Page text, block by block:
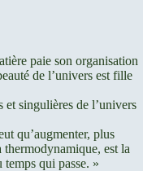
paie son organisation
de l’univers est fille
singulières de l’univers
qu’augmenter, plus
est la
qui passe. »